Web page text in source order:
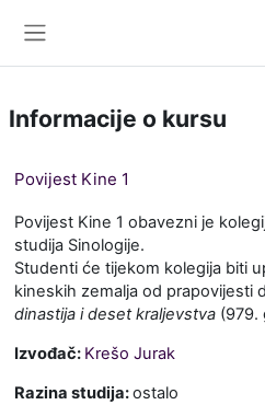
Informacije o kursu
Povijest Kine 1
Povijest Kine 1 obavezni je
studija Sinologije.
Studenti će tijekom kolegija biti
kineskih zemalja od prapovijesti
dinastija i deset kraljevstva (979.
Izvođač: Krešo Jurak
Razina studija:ostalo